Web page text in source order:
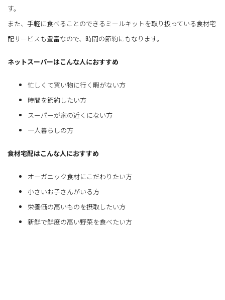
す。
また、手軽に食べることのできるミールキットを取り扱っている食材宅
配サービスも豊富なので、時間の節約にもなります。
ネットスーパーはこんな人におすすめ
忙しくて買い物に行く暇がない方
時間を節約したい方
スーパーが家の近くにない方
一人暮らしの方
食材宅配はこんな人におすすめ
オーガニック食材にこだわりたい方
小さいお子さんがいる方
栄養価の高いものを摂取したい方
新鮮で鮮度の高い野菜を食べたい方